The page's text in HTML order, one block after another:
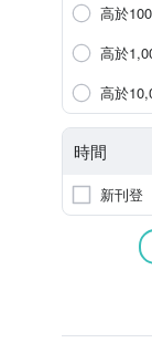
高於100
高於
高於
時間
新刊登